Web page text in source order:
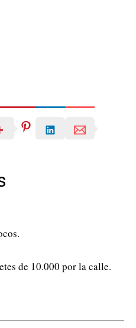
de 10.000 por la calle.